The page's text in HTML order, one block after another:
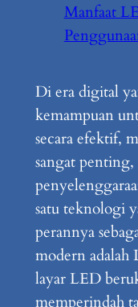
Manfaat
Di era digital
kemampuan
secara efektif,
sangat
satu teknologi
perannya
modern
layar LED
memperindah